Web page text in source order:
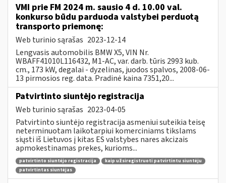
VMI prie FM 2024 m. sausio 4 d. 10.00 val.
konkurso būdu parduoda valstybei perduotą
transporto priemonę:
Web turinio sąrašas 2023-12-14
Lengvasis automobilis BMW X5, VIN Nr.
WBAFF41010L116432, M1-AC, var. darb. tūris 2993 kub.
cm., 173 kW, degalai - dyzelinas, juodos spalvos, 2008-06-
13 pirmosios reg. data. Pradinė kaina 7351,20...
Patvirtinto siuntėjo registracija
Web turinio sąrašas 2023-04-05
Patvirtinto siuntėjo registracija asmeniui suteikia teisę
neterminuotam laikotarpiui komerciniams tikslams
siųsti iš Lietuvos į kitas ES valstybes nares akcizais
apmokestinamas prekes, kurioms...
patvirtinto siuntėjo registracija
kaip užsiregistruoti patvirtintu siuntėju
patvirtintas siuntėjas